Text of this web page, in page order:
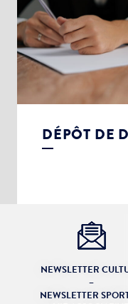
DÉPÔT DE
NEWSLETTER
–
NEWSLETTER